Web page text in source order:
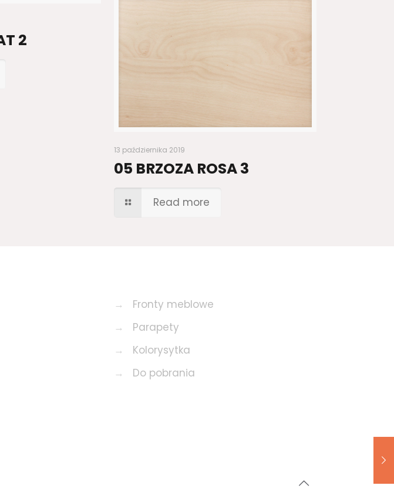
2
13 października 2019
05 BRZOZA ROSA 3
Read more
→
Fronty meblowe
→
Parapety
→
Kolorysytka
→
Do pobrania